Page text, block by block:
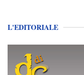
L'EDITORIALE